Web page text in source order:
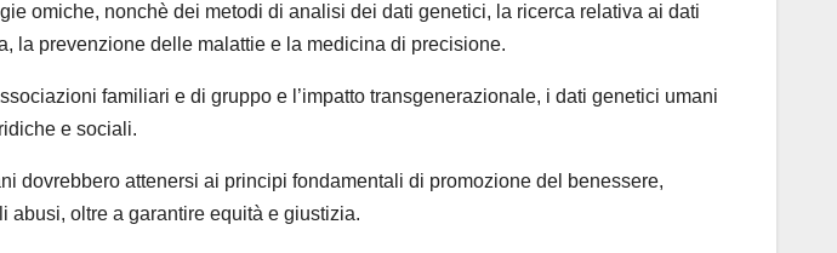
omiche, nonchè dei metodi di analisi dei dati genetici, la ricerca relativa ai dati
la prevenzione delle malattie e la medicina di precisione.
familiari e di gruppo e l’impatto transgenerazionale, i dati genetici umani
e sociali.
dovrebbero attenersi ai principi fondamentali di promozione del benessere,
abusi, oltre a garantire equità e giustizia.